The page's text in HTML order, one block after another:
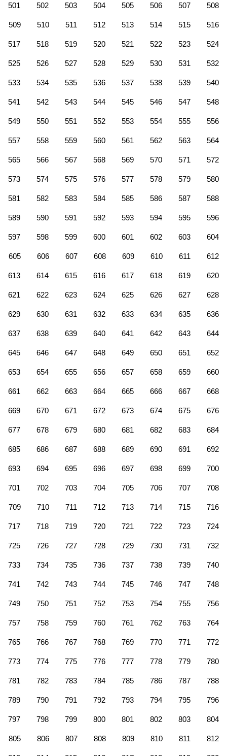
501 502 503 504 505 506 507 508
509 510 511 512 513 514 515 516
517 518 519 520 521 522 523 524
525 526 527 528 529 530 531 532
533 534 535 536 537 538 539 540
541 542 543 544 545 546 547 548
549 550 551 552 553 554 555 556
557 558 559 560 561 562 563 564
565 566 567 568 569 570 571 572
573 574 575 576 577 578 579 580
581 582 583 584 585 586 587 588
589 590 591 592 593 594 595 596
597 598 599 600 601 602 603 604
605 606 607 608 609 610 611 612
613 614 615 616 617 618 619 620
621 622 623 624 625 626 627 628
629 630 631 632 633 634 635 636
637 638 639 640 641 642 643 644
645 646 647 648 649 650 651 652
653 654 655 656 657 658 659 660
661 662 663 664 665 666 667 668
669 670 671 672 673 674 675 676
677 678 679 680 681 682 683 684
685 686 687 688 689 690 691 692
693 694 695 696 697 698 699 700
701 702 703 704 705 706 707 708
709 710 711 712 713 714 715 716
717 718 719 720 721 722 723 724
725 726 727 728 729 730 731 732
733 734 735 736 737 738 739 740
741 742 743 744 745 746 747 748
749 750 751 752 753 754 755 756
757 758 759 760 761 762 763 764
765 766 767 768 769 770 771 772
773 774 775 776 777 778 779 780
781 782 783 784 785 786 787 788
789 790 791 792 793 794 795 796
797 798 799 800 801 802 803 804
805 806 807 808 809 810 811 812